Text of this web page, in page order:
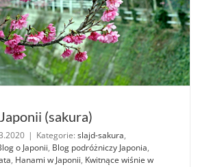
(sakura)
| Kategorie: slajd-sakura,
o Japonii, Blog podróżniczy Japonia,
, Hanami w Japonii, Kwitnące wiśnie w